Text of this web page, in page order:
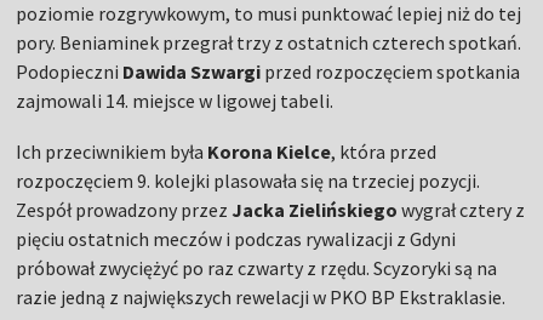
poziomie rozgrywkowym, to musi punktować lepiej niż do tej
pory. Beniaminek przegrał trzy z ostatnich czterech spotkań.
Podopieczni Dawida Szwargi przed rozpoczęciem spotkania
zajmowali 14. miejsce w ligowej tabeli.
Ich przeciwnikiem była Korona Kielce, która przed
rozpoczęciem 9. kolejki plasowała się na trzeciej pozycji.
Zespół prowadzony przez Jacka Zielińskiego wygrał cztery z
pięciu ostatnich meczów i podczas rywalizacji z Gdyni
próbował zwyciężyć po raz czwarty z rzędu. Scyzoryki są na
razie jedną z największych rewelacji w PKO BP Ekstraklasie.